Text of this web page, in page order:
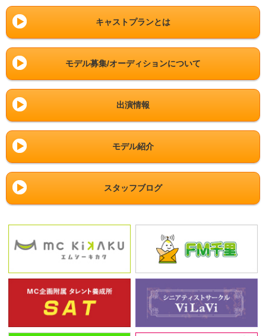
キャストプランとは
モデル募集/オーディションについて
出演情報
モデル紹介
スタッフブログ